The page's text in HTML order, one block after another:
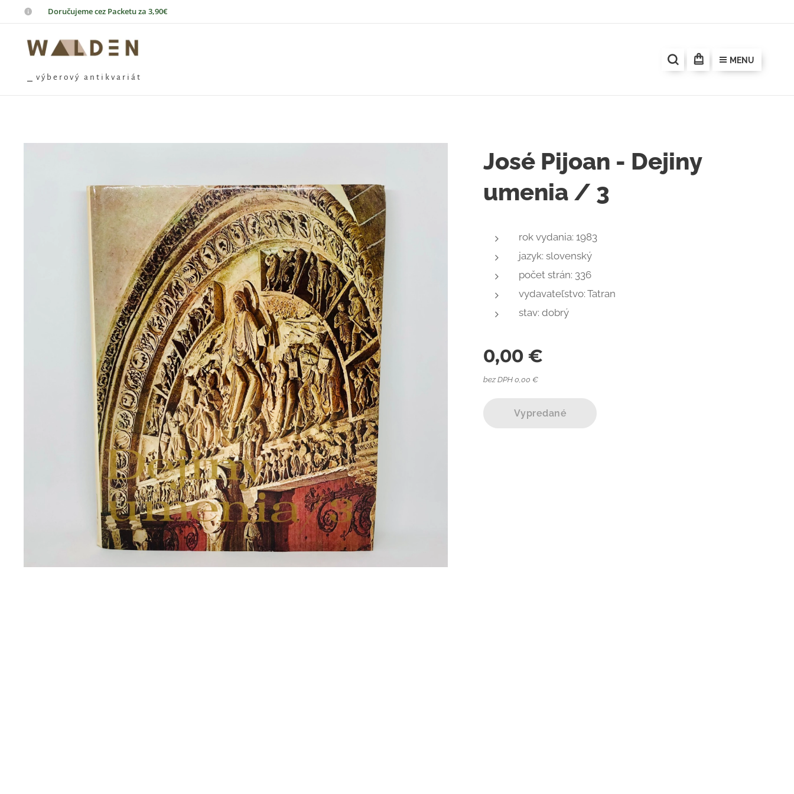
Doručujeme cez Packetu za 3,90€
⎯ v ý b e r o v ý a n t i k v a r i á t
MENU
José Pijoan - Dejiny
umenia / 3
rok vydania: 1983
jazyk: slovenský
počet strán: 336
vydavateľstvo: Tatran
stav: dobrý
0,00 €
bez DPH 0,00 €
Vypredané